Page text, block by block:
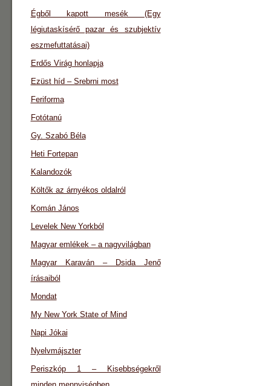
Égből kapott mesék (Egy
légiutaskísérő pazar és szubjektív
eszmefuttatásai)
Erdős Virág honlapja
Ezüst híd – Srebrni most
Feriforma
Fotótanú
Gy. Szabó Béla
Heti Fortepan
Kalandozók
Költők az árnyékos oldalról
Komán János
Levelek New Yorkból
Magyar emlékek – a nagyvilágban
Magyar Karaván – Dsida Jenő
írásaiból
Mondat
My New York State of Mind
Napi Jókai
Nyelvmájszter
Periszkóp 1 – Kisebbségekről